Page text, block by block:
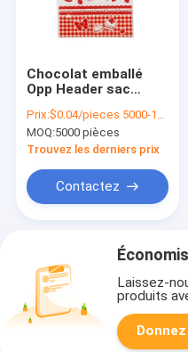
Chocolat emballé
Opp Header sac
clair OPP sac de
violoncelle pour
collations
Prix:$0.04/pieces 5000-19999 pieces
MOQ:5000 pièces
Trouvez les derniers prix
Contactez
Laissez-
produits